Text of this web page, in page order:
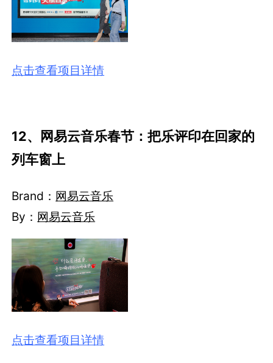
点击查看项目详情
12、网易云音乐春节：把乐评印在回家的
列车窗上
Brand： 网易云音乐
By： 网易云音乐
点击查看项目详情